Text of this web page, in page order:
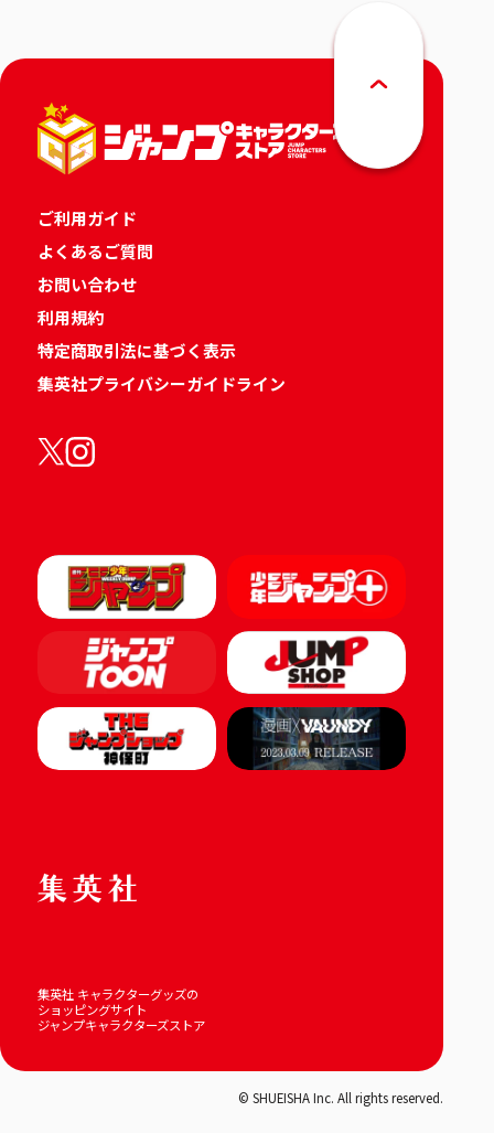
ご利用ガイド
よくあるご質問
お問い合わせ
利用規約
特定商取引法に基づく表示
集英社プライバシーガイドライン
集英社 キャラクターグッズの
ショッピングサイト
ジャンプキャラクターズストア
© SHUEISHA Inc. All rights reserved.